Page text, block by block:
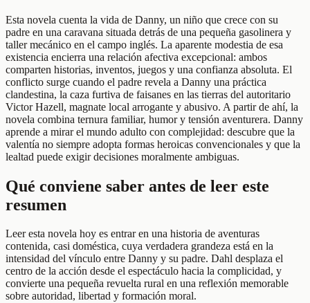
Esta novela cuenta la vida de Danny, un niño que crece con su
padre en una caravana situada detrás de una pequeña gasolinera y
taller mecánico en el campo inglés. La aparente modestia de esa
existencia encierra una relación afectiva excepcional: ambos
comparten historias, inventos, juegos y una confianza absoluta. El
conflicto surge cuando el padre revela a Danny una práctica
clandestina, la caza furtiva de faisanes en las tierras del autoritario
Victor Hazell, magnate local arrogante y abusivo. A partir de ahí, la
novela combina ternura familiar, humor y tensión aventurera. Danny
aprende a mirar el mundo adulto con complejidad: descubre que la
valentía no siempre adopta formas heroicas convencionales y que la
lealtad puede exigir decisiones moralmente ambiguas.
Qué conviene saber antes de leer este
resumen
Leer esta novela hoy es entrar en una historia de aventuras
contenida, casi doméstica, cuya verdadera grandeza está en la
intensidad del vínculo entre Danny y su padre. Dahl desplaza el
centro de la acción desde el espectáculo hacia la complicidad, y
convierte una pequeña revuelta rural en una reflexión memorable
sobre autoridad, libertad y formación moral.